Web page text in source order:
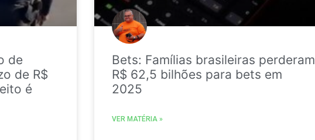
de
de R$
é
Bets: Famílias brasileiras perderam
R$ 62,5 bilhões para bets em
2025
VER MATÉRIA »